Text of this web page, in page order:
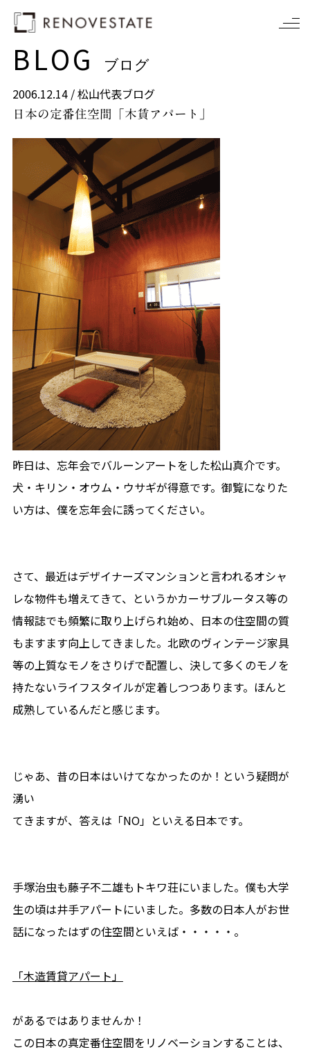
BLOG ブログ
2006.12.14 /松山代表ブログ
日本の定番住空間「木賃アパート」
昨日は、忘年会でバルーンアートをした松山真介です。
犬・キリン・オウム・ウサギが得意です。御覧になりた
い方は、僕を忘年会に誘ってください。
さて、最近はデザイナーズマンションと言われるオシャ
レな物件も増えてきて、というかカーサブルータス等の
情報誌でも頻繁に取り上げられ始め、日本の住空間の質
もますます向上してきました。北欧のヴィンテージ家具
等の上質なモノをさりげで配置し、決して多くのモノを
持たないライフスタイルが定着しつつあります。ほんと
成熟しているんだと感じます。
じゃあ、昔の日本はいけてなかったのか！という疑問が
湧い
てきますが、答えは「NO」といえる日本です。
手塚治虫も藤子不二雄もトキワ荘にいました。僕も大学
生の頃は井手アパートにいました。多数の日本人がお世
話になったはずの住空間といえば・・・・・。
「木造賃貸アパート」
があるではありませんか！
この日本の真定番住空間をリノベーションすることは、